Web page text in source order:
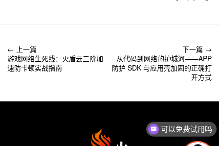
文
章
← 上一篇
游戏网络生死线：火盾云三阶加
速防卡顿实战指南
下一篇 →
从代码到网络的护城河——APP
防护 SDK 与应用壳加固的正确打
开方式
可以免费试用吗